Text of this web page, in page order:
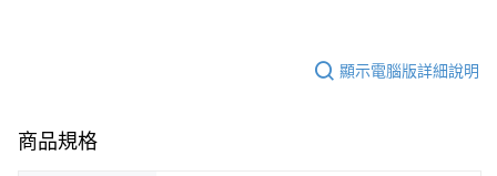
顯示電腦版詳細說明
商品規格